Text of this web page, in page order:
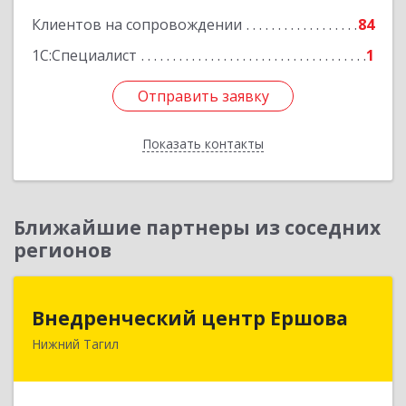
Клиентов на сопровождении
84
1С:Специалист
1
Отправить заявку
Показать контакты
Отправить заявку
Назад
Ближайшие партнеры из соседних
регионов
Внедренческий центр Ершова
Нижний Тагил
Внедренческий центр Ершова
622030, Свердловская обл, Нижний Тагил г,